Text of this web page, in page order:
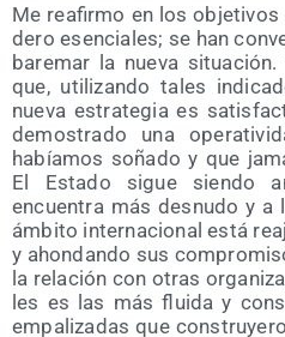
Me reafir­mo en los
de­ro esen­cia­les; se han
bare­mar la nue­va
que, uti­li­zan­do tales
nue­va estra­te­gia es
demos­tra­do una
había­mos soña­do y que
El Esta­do sigue sien­do
encuen­tra más des­nu­do y a
ámbi­to inter­na­cio­nal está
y ahon­dan­do sus
la rela­ción con otras
les es las más flui­da y
empa­li­za­das que